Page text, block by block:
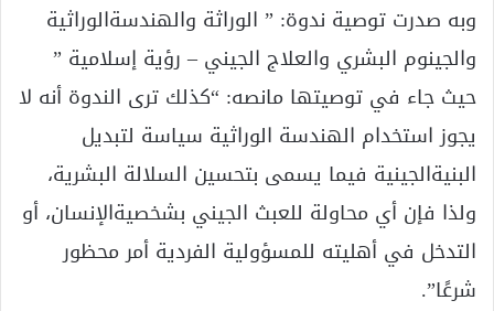
وبه صدرت توصية ندوة: ” الوراثة والهندسةالوراثية
والجينوم البشري والعلاج الجيني – رؤية إسلامية ”
حيث جاء في توصيتها مانصه: “كذلك ترى الندوة أنه لا
يجوز استخدام الهندسة الوراثية سياسة لتبديل
البنيةالجينية فيما يسمى بتحسين السلالة البشرية،
ولذا فإن أي محاولة للعبث الجيني بشخصيةالإنسان، أو
التدخل في أهليته للمسؤولية الفردية أمر محظور
شرعًا”.